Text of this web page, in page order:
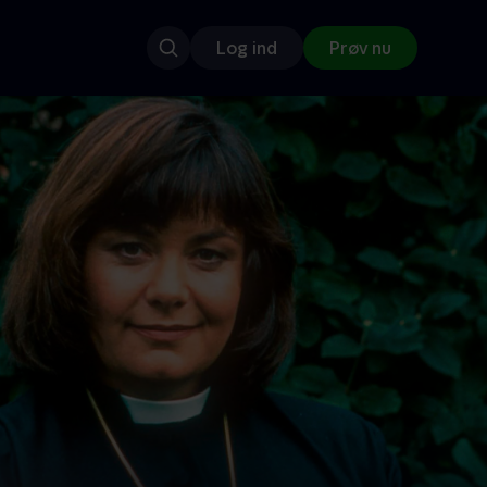
Log ind Prøv nu